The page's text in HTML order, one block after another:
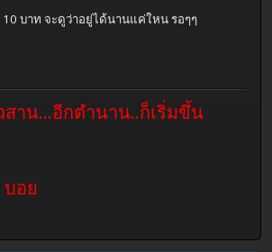
บาท จะดูว่าอยู่ได้นานแค่ใหน รอๆๆ
าน...อีกตำนาน..ก็เริ่มขึ้น
บอย